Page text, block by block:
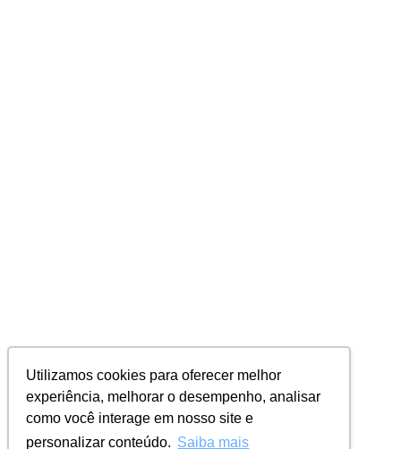
Utilizamos cookies para oferecer melhor
experiência, melhorar o desempenho, analisar
como você interage em nosso site e
personalizar conteúdo. Saiba mais